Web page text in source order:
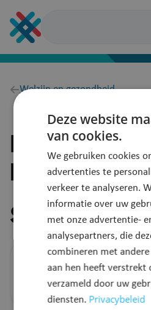
en
naar
inhoud
Breadcrumb
Welzijn en gezondheid
huis
Stel je vraag
03 203 27 00
Deze website
van cookies.
We gebruiken cookies
advertenties te
verkeer te analyseren.
informatie over uw
met onze advertentie-
analysepartners, die
combineren met
aan hen heeft verstrekt
verzameld door uw
diensten. Privacybeleid